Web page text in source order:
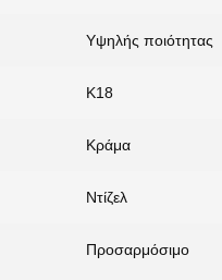
Υψηλής ποιότητας
Κ18
Κράμα
Ντίζελ
Προσαρμόσιμο